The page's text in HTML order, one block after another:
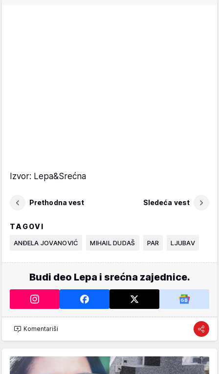
Izvor: Lepa&Srećna
Prethodna vest Sledeća vest
TAGOVI
ANĐELA JOVANOVIĆ MIHAIL DUDAŠ PAR LJUBAV
Budi deo Lepa i srećna zajednice.
Komentariši